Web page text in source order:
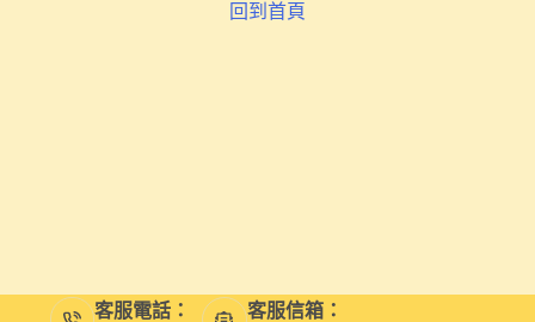
回到首頁
客服電話：
客服信箱：